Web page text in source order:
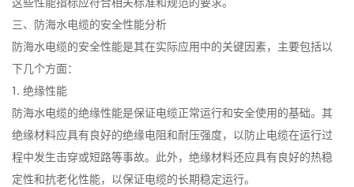
三、防海水电缆的安全性能分析
防海水电缆的安全性能是其在实际应用中的关键因素，主要包括以
下几个方面：
1. 绝缘性能
防海水电缆的绝缘性能是保证电缆正常运行和安全使用的基础。其
绝缘材料应具有良好的绝缘电阻和耐压强度，以防止电缆在运行过
程中发生击穿或短路等事故。此外，绝缘材料还应具有良好的热稳
定性和抗老化性能，以保证电缆的长期稳定运行。